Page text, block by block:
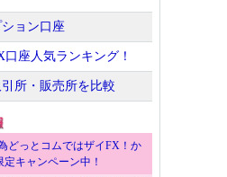
ョン口座
座人気ランキング！
所・販売所を比較
どっとコムではザイFX！か
キャンペーン中！